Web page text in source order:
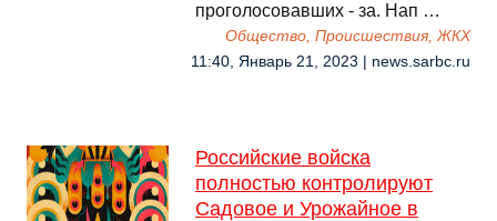
проголосовавших - за. Нап …
Общество, Происшествия, ЖКХ
11:40, Январь 21, 2023 | news.sarbc.ru
Российские войска
полностью контролируют
Садовое и Урожайное в